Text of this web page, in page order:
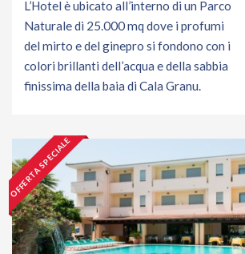
L’Hotel è ubicato all’interno di un Parco
Naturale di 25.000 mq dove i profumi
del mirto e del ginepro si fondono con i
colori brillanti dell’acqua e della sabbia
finissima della baia di Cala Granu.
OFFERTA SPECIALE